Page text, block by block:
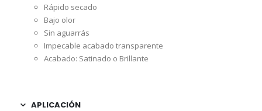
Rápido secado
Bajo olor
Sin aguarrás
Impecable acabado transparente
Acabado: Satinado o Brillante
APLICACIÓN